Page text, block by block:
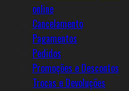
online
Cancelamento
Pagamentos
Pedidos
Promoções e Descontos
Trocas e Devoluções